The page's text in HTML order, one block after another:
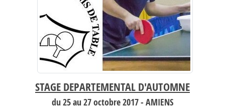
STAGE DEPARTEMENTAL D'AUTOMNE
du 25 au 27 octobre 2017 - AMIENS